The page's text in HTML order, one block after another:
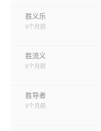
胜义乐
6个月前
胜流义
6个月前
胜导者
6个月前